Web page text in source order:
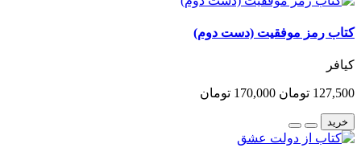
کتاب رمز موفقیت (دست دوم)
کیافر
127,500 تومان 170,000 تومان
خرید